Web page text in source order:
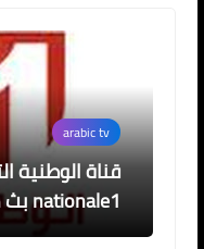
arabic tv
قناة الوطنية
nationale1 بث مباشر